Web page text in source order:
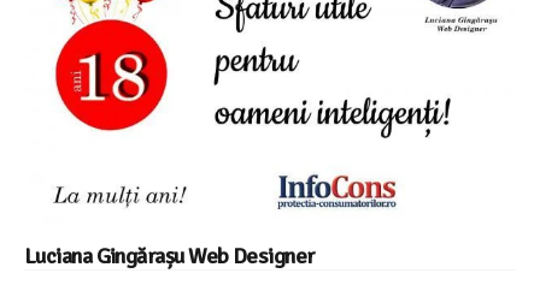
Luciana Gingărașu Web Designer